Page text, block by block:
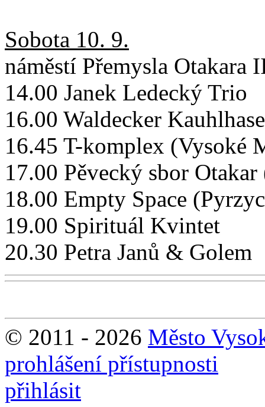
Sobota 10. 9.
náměstí Přemysla Otakara
14.00 Janek Ledecký Trio
16.00 Waldecker
16.45 T-komplex (Vysoké
17.00 Pěvecký sbor
18.00 Empty Space
19.00 Spirituál Kvintet
20.30 Petra Janů & Golem
© 2011 - 2026 Město
prohlášení přístupnosti
přihlásit